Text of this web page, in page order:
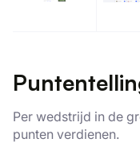
Per wedstrijd in de
punten verdienen.